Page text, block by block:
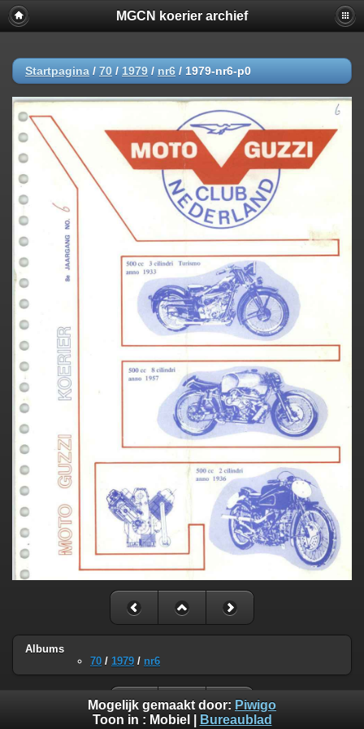
MGCN koerier archief
Startpagina / 70 / 1979 / nr6 / 1979-nr6-p0
Albums
70 / 1979 / nr6
Mogelijk gemaakt door: Piwigo
Toon in : Mobiel Bureaublad